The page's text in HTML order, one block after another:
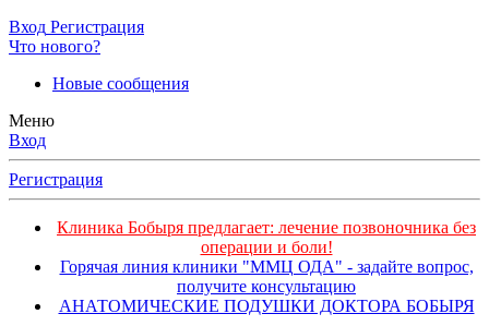
Вход Регистрация
Что нового?
Новые сообщения
Меню
Вход
Регистрация
Клиника Бобыря предлагает: лечение позвоночника без
операции и боли!
Горячая линия клиники "ММЦ ОДА" - задайте вопрос,
получите консультацию
АНАТОМИЧЕСКИЕ ПОДУШКИ ДОКТОРА БОБЫРЯ